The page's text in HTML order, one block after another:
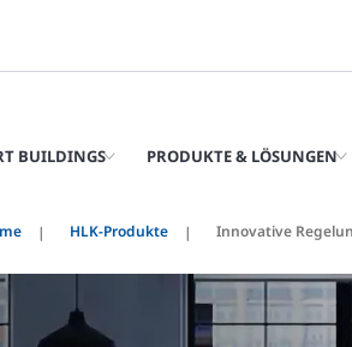
BUILDINGS PRODUKTE & LÖSUNGEN
HLK-Produkte Innovative